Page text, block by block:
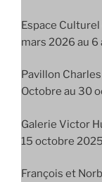
Espace Culturel
mars 2026 au 6
Pavillon
Octobre au 30
Galerie Victor
15 octobre 2025
François et